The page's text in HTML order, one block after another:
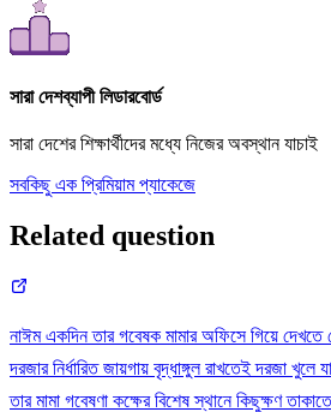
সারা দেশব্যাপী লিডারবোর্ড
সারা দেশের শিক্ষার্থীদের মধ্যে নিজের অবস্থান যাচাই
সবকিছু এক প্রিমিয়াম প্যাকেজে
Related question
নাঈম একদিন তার গবেষক মামার অফিসে গিয়ে
দরজার নির্ধারিত জায়গায় বৃদ্ধাঙ্গুল রাখতেই দরজা
তার মামা গবেষণা কক্ষের বিশেষ স্থানে কিছুক্ষণ